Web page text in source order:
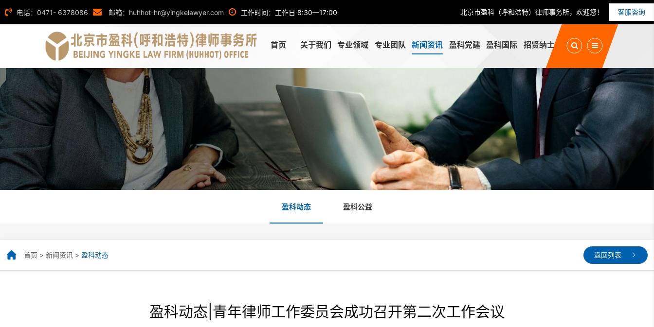
电话：0471- 6378086 邮箱：huhhot-hr@yingkelawyer.com 工作时间：工作日 8:30—17:00 北京市盈科（呼和浩特）律师事务所，欢迎您！ 客服咨询
首页 关于我们 专业领域 专业团队 新闻资讯 盈科党建 盈科国际 招贤纳士
盈科动态 盈科公益
首页 >新闻资讯 >盈科动态 返回列表
盈科动态|青年律师工作委员会成功召开第二次工作会议